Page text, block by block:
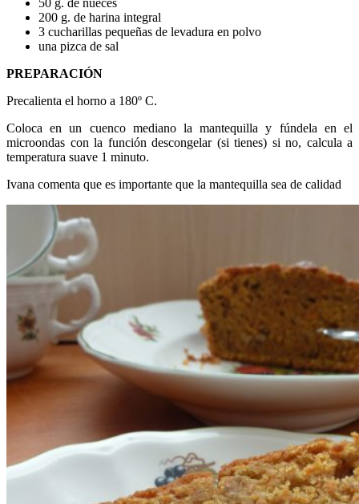
50 g. de nueces
200 g. de harina integral
3 cucharillas pequeñas de levadura en polvo
una pizca de sal
PREPARACIÓN
Precalienta el horno a 180º C.
Coloca en un cuenco mediano la mantequilla y fúndela en el
microondas con la función descongelar (si tienes) si no, calcula a
temperatura suave 1 minuto.
Ivana comenta que es importante que la mantequilla sea de calidad